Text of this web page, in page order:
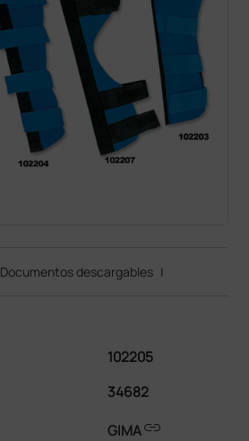
Documentos descargables |
102205
34682
GIMAlink